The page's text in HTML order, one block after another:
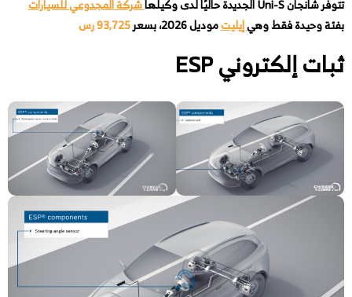
تتوفر شانجان Uni-S الجديدة حاليًا لدى وكيلها
شركة المجدوعي للسيارات
بفئة وحيدة فقط وهيإيليتموديل 2026، بسعر 93,725 رس
ثبات إلكتروني ESP